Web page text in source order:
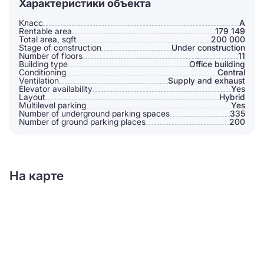
Характеристики объекта
Класс
A
Rentable area
179 149
Total area, sqft
200 000
Stage of construction
Under construction
Number of floors
11
Building type
Office building
Conditioning
Сentral
Ventilation
Supply and exhaust
Elevator availability
Yes
Layout
Hybrid
Multilevel parking
Yes
Number of underground parking spaces
335
Number of ground parking places
200
На карте